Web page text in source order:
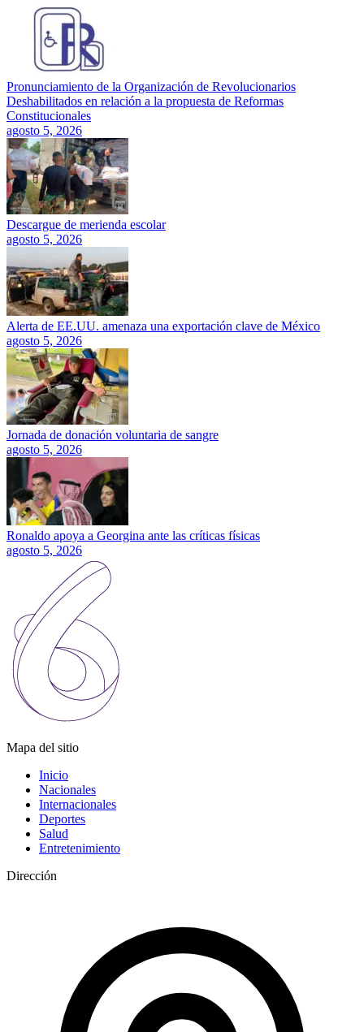
Pronunciamiento de la Organización de Revolucionarios
Deshabilitados en relación a la propuesta de Reformas
Constitucionales
agosto 5, 2026
Descargue de merienda escolar
agosto 5, 2026
Alerta de EE.UU. amenaza una exportación clave de México
agosto 5, 2026
Jornada de donación voluntaria de sangre
agosto 5, 2026
Ronaldo apoya a Georgina ante las críticas físicas
agosto 5, 2026
Mapa del sitio
Inicio
Nacionales
Internacionales
Deportes
Salud
Entretenimiento
Dirección